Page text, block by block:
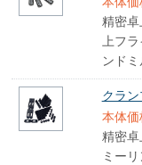
精密
上フ
ンド
クラン
本体価
精密卓
ミー